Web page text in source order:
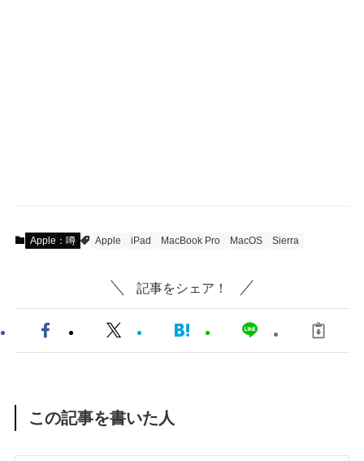
Apple：噂 Apple iPad MacBook Pro MacOS Sierra
記事をシェア！
この記事を書いた人